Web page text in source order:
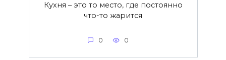
Кухня – это то место, где постоянно
что-то жарится
0 0